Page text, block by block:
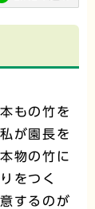
もの竹を
が園長を
物の竹に
をつく
するのが